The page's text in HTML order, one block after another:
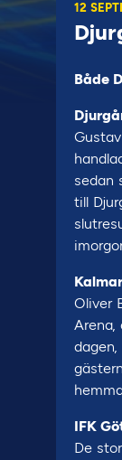
12
Både
sedan
till
Oliver
IFK
De